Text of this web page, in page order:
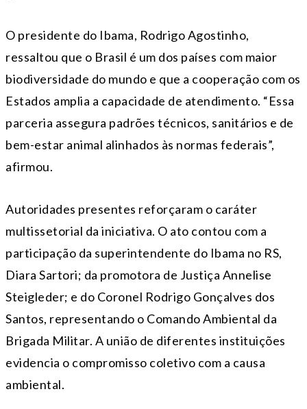
O presidente do Ibama, Rodrigo Agostinho,
ressaltou que o Brasil é um dos países com maior
biodiversidade do mundo e que a cooperação com os
Estados amplia a capacidade de atendimento. “Essa
parceria assegura padrões técnicos, sanitários e de
bem-estar animal alinhados às normas federais”,
afirmou.
Autoridades presentes reforçaram o caráter
multissetorial da iniciativa. O ato contou com a
participação da superintendente do Ibama no RS,
Diara Sartori; da promotora de Justiça Annelise
Steigleder; e do Coronel Rodrigo Gonçalves dos
Santos, representando o Comando Ambiental da
Brigada Militar. A união de diferentes instituições
evidencia o compromisso coletivo com a causa
ambiental.